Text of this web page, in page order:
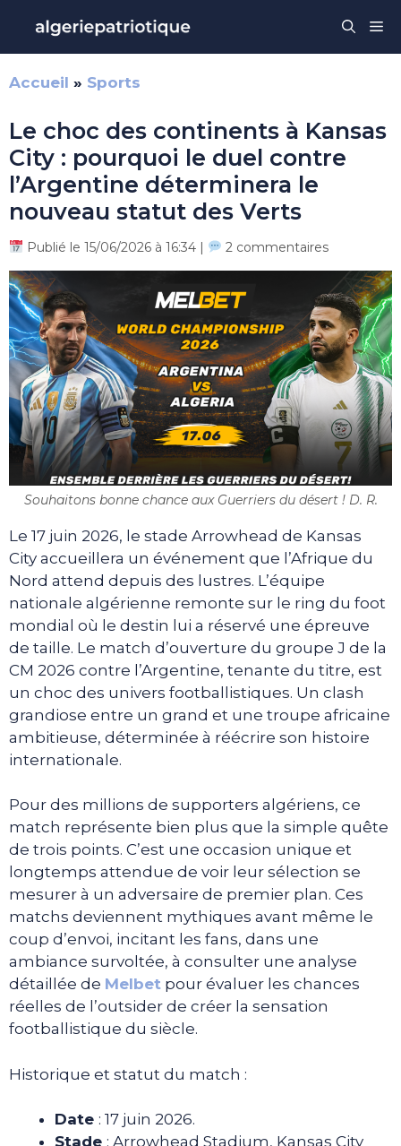
contenu
Accueil » Sports
Le choc des continents à Kansas
City : pourquoi le duel contre
l’Argentine déterminera le
nouveau statut des Verts
Publié le 15/06/2026 à 16:34 | 2 commentaires
Souhaitons bonne chance aux Guerriers du désert ! D. R.
Le 17 juin 2026, le stade Arrowhead de Kansas
City accueillera un événement que l’Afrique du
Nord attend depuis des lustres. L’équipe
nationale algérienne remonte sur le ring du foot
mondial où le destin lui a réservé une épreuve
de taille. Le match d’ouverture du groupe J de la
CM 2026 contre l’Argentine, tenante du titre, est
un choc des univers footballistiques. Un clash
grandiose entre un grand et une troupe africaine
ambitieuse, déterminée à réécrire son histoire
internationale.
Pour des millions de supporters algériens, ce
match représente bien plus que la simple quête
de trois points. C’est une occasion unique et
longtemps attendue de voir leur sélection se
mesurer à un adversaire de premier plan. Ces
matchs deviennent mythiques avant même le
coup d’envoi, incitant les fans, dans une
ambiance survoltée, à consulter une analyse
détaillée de Melbet pour évaluer les chances
réelles de l’outsider de créer la sensation
footballistique du siècle.
Historique et statut du match :
Date : 17 juin 2026.
Stade : Arrowhead Stadium, Kansas City